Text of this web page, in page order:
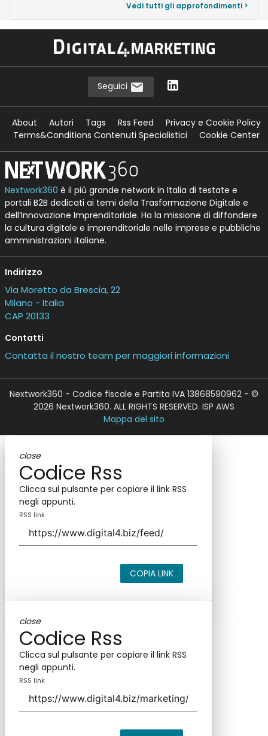
Vedi tutti gli approfondimenti >
Seguici
About Autori Tags Rss Feed
Privacy e Cookie Policy
Terms&Conditions Contenuti Specialistici
Cookie Center
Nextwork360 è il più grande network in Italia di testate e
portali B2B dedicati ai temi della Trasformazione Digitale e
dell’Innovazione Imprenditoriale. Ha la missione di diffondere
la cultura digitale e imprenditoriale nelle imprese e pubbliche
amministrazioni italiane.
Indirizzo
Via Moretto da Brescia, 22
Milano - Italia
CAP 20133
Contatti
Contatta il nostro team per maggiori informazioni
Nextwork360 - Codice fiscale e Partita IVA 13868590962 - ©
2026 Nextwork360. ALL RIGHTS RESERVED. ISP AWS
Mappa del sito
close
Codice Rss
Clicca sul pulsante per copiare il link RSS
negli appunti.
RSS link
COPIA LINK
close
Codice Rss
Clicca sul pulsante per copiare il link RSS
negli appunti.
RSS link